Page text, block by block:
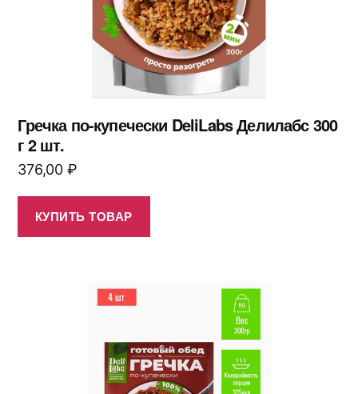
Гречка по-купечески DeliLabs Делилабс 300
г 2 шт.
376,00 ₽
КУПИТЬ ТОВАР